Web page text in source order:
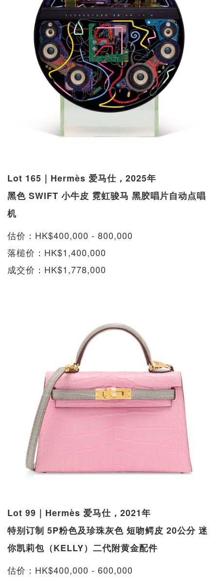
Lot 165｜Hermès 爱马仕，2025年
黑色 SWIFT 小牛皮 霓虹骏马 黑胶唱片自动点唱
机
估价：HK$400,000 - 800,000
落槌价：HK$1,400,000
成交价：HK$1,778,000
Lot 99｜Hermès 爱马仕，2021年
特别订制 5P粉色及珍珠灰色 短吻鳄皮 20公分 迷
你凯莉包（KELLY）二代附黄金配件
估价：HK$400,000 - 600,000